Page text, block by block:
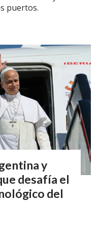
puertos.
y
desafía el
del